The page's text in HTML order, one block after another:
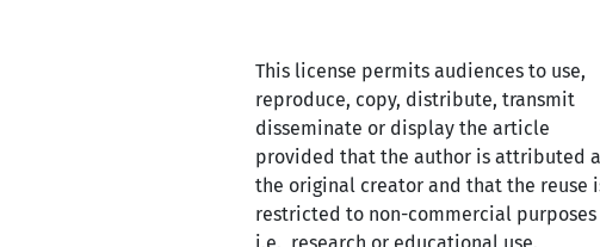
This license permits audiences to use,
reproduce, copy, distribute, transmit
disseminate or display the article
provided that the author is attributed
the original creator and that the reuse
restricted to non-commercial purposes